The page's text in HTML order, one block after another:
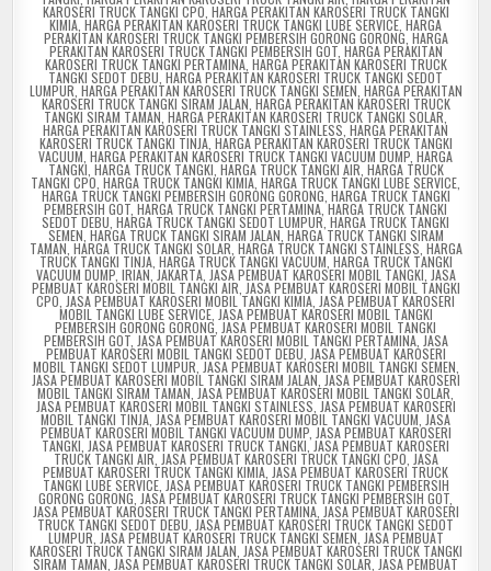
KAROSERI TRUCK TANGKI CPO, HARGA PERAKITAN KAROSERI TRUCK TANGKI
KIMIA, HARGA PERAKITAN KAROSERI TRUCK TANGKI LUBE SERVICE, HARGA
PERAKITAN KAROSERI TRUCK TANGKI PEMBERSIH GORONG GORONG, HARGA
PERAKITAN KAROSERI TRUCK TANGKI PEMBERSIH GOT, HARGA PERAKITAN
KAROSERI TRUCK TANGKI PERTAMINA, HARGA PERAKITAN KAROSERI TRUCK
TANGKI SEDOT DEBU, HARGA PERAKITAN KAROSERI TRUCK TANGKI SEDOT
LUMPUR, HARGA PERAKITAN KAROSERI TRUCK TANGKI SEMEN, HARGA PERAKITAN
KAROSERI TRUCK TANGKI SIRAM JALAN, HARGA PERAKITAN KAROSERI TRUCK
TANGKI SIRAM TAMAN, HARGA PERAKITAN KAROSERI TRUCK TANGKI SOLAR,
HARGA PERAKITAN KAROSERI TRUCK TANGKI STAINLESS, HARGA PERAKITAN
KAROSERI TRUCK TANGKI TINJA, HARGA PERAKITAN KAROSERI TRUCK TANGKI
VACUUM, HARGA PERAKITAN KAROSERI TRUCK TANGKI VACUUM DUMP, HARGA
TANGKI, HARGA TRUCK TANGKI, HARGA TRUCK TANGKI AIR, HARGA TRUCK
TANGKI CPO, HARGA TRUCK TANGKI KIMIA, HARGA TRUCK TANGKI LUBE SERVICE,
HARGA TRUCK TANGKI PEMBERSIH GORONG GORONG, HARGA TRUCK TANGKI
PEMBERSIH GOT, HARGA TRUCK TANGKI PERTAMINA,HARGA TRUCK TANGKI
SEDOT DEBU, HARGA TRUCK TANGKI SEDOT LUMPUR, HARGA TRUCK TANGKI
SEMEN, HARGA TRUCK TANGKI SIRAM JALAN, HARGA TRUCK TANGKI SIRAM
TAMAN, HARGA TRUCK TANGKI SOLAR, HARGA TRUCK TANGKI STAINLESS, HARGA
TRUCK TANGKI TINJA, HARGA TRUCK TANGKI VACUUM, HARGA TRUCK TANGKI
VACUUM DUMP, IRIAN,JAKARTA, JASA PEMBUAT KAROSERI MOBIL TANGKI, JASA
PEMBUAT KAROSERI MOBIL TANGKI AIR, JASA PEMBUAT KAROSERI MOBIL TANGKI
CPO, JASA PEMBUAT KAROSERI MOBIL TANGKI KIMIA, JASA PEMBUAT KAROSERI
MOBIL TANGKI LUBE SERVICE, JASA PEMBUAT KAROSERI MOBIL TANGKI
PEMBERSIH GORONG GORONG, JASA PEMBUAT KAROSERI MOBIL TANGKI
PEMBERSIH GOT, JASA PEMBUAT KAROSERI MOBIL TANGKI PERTAMINA, JASA
PEMBUAT KAROSERI MOBIL TANGKI SEDOT DEBU, JASA PEMBUAT KAROSERI
MOBIL TANGKI SEDOT LUMPUR, JASA PEMBUAT KAROSERI MOBIL TANGKI SEMEN,
JASA PEMBUAT KAROSERI MOBIL TANGKI SIRAM JALAN, JASA PEMBUAT KAROSERI
MOBIL TANGKI SIRAM TAMAN, JASA PEMBUAT KAROSERI MOBIL TANGKI SOLAR,
JASA PEMBUAT KAROSERI MOBIL TANGKI STAINLESS, JASA PEMBUAT KAROSERI
MOBIL TANGKI TINJA, JASA PEMBUAT KAROSERI MOBIL TANGKI VACUUM, JASA
PEMBUAT KAROSERI MOBIL TANGKI VACUUM DUMP, JASA PEMBUAT KAROSERI
TANGKI, JASA PEMBUAT KAROSERI TRUCK TANGKI,JASA PEMBUAT KAROSERI
TRUCK TANGKI AIR, JASA PEMBUAT KAROSERI TRUCK TANGKI CPO, JASA
PEMBUAT KAROSERI TRUCK TANGKI KIMIA, JASA PEMBUAT KAROSERI TRUCK
TANGKI LUBE SERVICE, JASA PEMBUAT KAROSERI TRUCK TANGKI PEMBERSIH
GORONG GORONG, JASA PEMBUAT KAROSERI TRUCK TANGKI PEMBERSIH GOT,
JASA PEMBUAT KAROSERI TRUCK TANGKI PERTAMINA, JASA PEMBUAT KAROSERI
TRUCK TANGKI SEDOT DEBU, JASA PEMBUAT KAROSERI TRUCK TANGKI SEDOT
LUMPUR, JASA PEMBUAT KAROSERI TRUCK TANGKI SEMEN, JASA PEMBUAT
KAROSERI TRUCK TANGKI SIRAM JALAN, JASA PEMBUAT KAROSERI TRUCK TANGKI
SIRAM TAMAN, JASA PEMBUAT KAROSERI TRUCK TANGKI SOLAR, JASA PEMBUAT